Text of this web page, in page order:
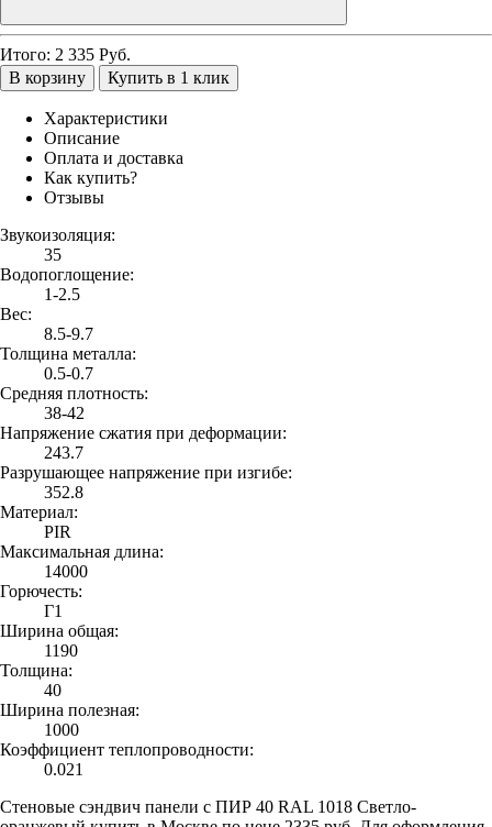
Итого: 2 335 Руб.
В корзину
Купить в 1 клик
Характеристики
Описание
Оплата и доставка
Как купить?
Отзывы
Звукоизоляция:
35
Водопоглощение:
1-2.5
Вес:
8.5-9.7
Толщина металла:
0.5-0.7
Средняя плотность:
38-42
Напряжение сжатия при деформации:
243.7
Разрушающее напряжение при изгибе:
352.8
Материал:
PIR
Максимальная длина:
14000
Горючесть:
Г1
Ширина общая:
1190
Толщина:
40
Ширина полезная:
1000
Коэффициент теплопроводности:
0.021
Стеновые сэндвич панели с ПИР 40 RAL 1018 Светло-